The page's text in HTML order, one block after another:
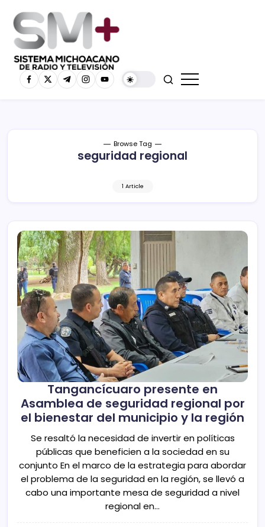
Browse Tag
seguridad regional
1 Article
Tangancícuaro presente en
Asamblea de seguridad regional por
el bienestar del municipio y la región
Se resaltó la necesidad de invertir en políticas
públicas que beneficien a la sociedad en su
conjunto En el marco de la estrategia para abordar
el problema de la seguridad en la región, se llevó a
cabo una importante mesa de seguridad a nivel
regional en…